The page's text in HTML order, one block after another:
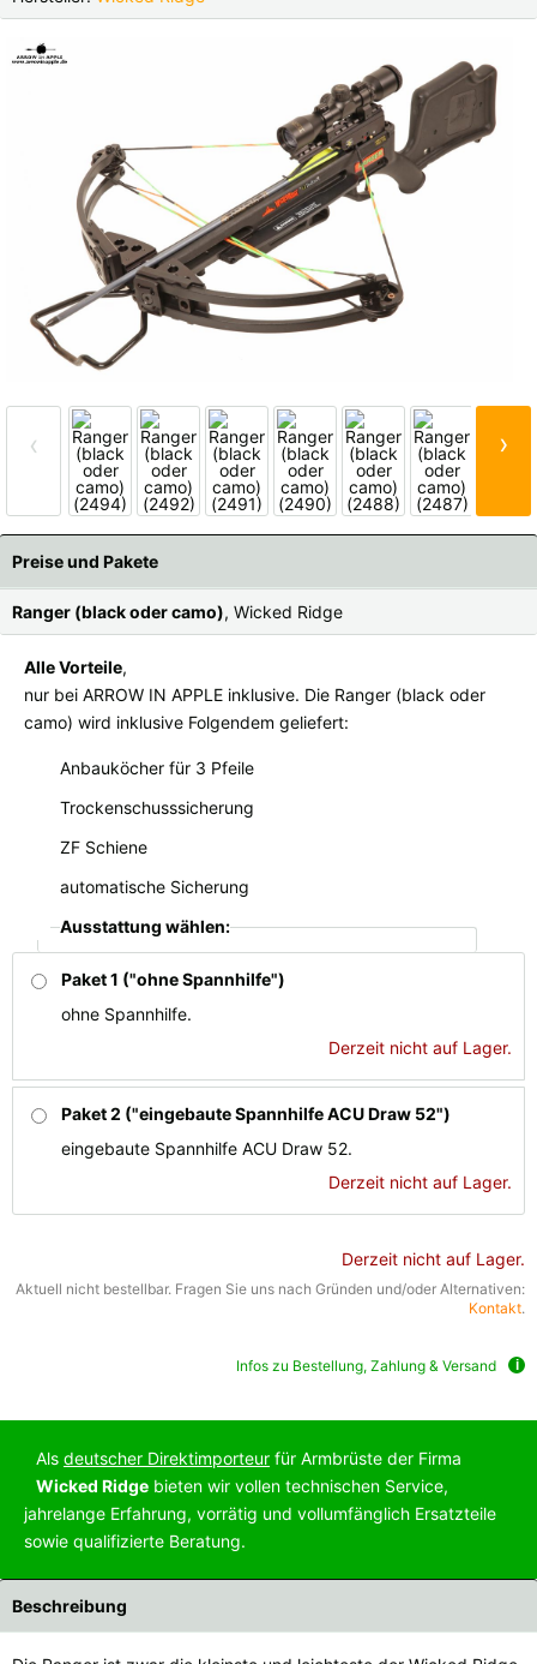
‹
Fotos
›
Preise und Pakete
Ranger (black oder camo), Wicked Ridge
Alle Vorteile,
nur bei ARROW IN APPLE inklusive. Die Ranger (black oder
camo) wird inklusive Folgendem geliefert:
Anbauköcher für 3 Pfeile
Trockenschusssicherung
ZF Schiene
automatische Sicherung
Ausstattung wählen:
Paket 1 ("ohne Spannhilfe")
ohne Spannhilfe.
Derzeit nicht auf Lager.
Paket 2 ("eingebaute Spannhilfe ACU Draw 52")
eingebaute Spannhilfe ACU Draw 52.
Derzeit nicht auf Lager.
Derzeit nicht auf Lager.
Aktuell nicht bestellbar. Fragen Sie uns nach Gründen und/oder Alternativen:
Kontakt.
Infos zu Bestellung, Zahlung & Versand
Als deutscher Direktimporteur für Armbrüste der Firma
Wicked Ridge bieten wir vollen technischen Service,
jahrelange Erfahrung, vorrätig und vollumfänglich Ersatzteile
sowie qualifizierte Beratung.
Beschreibung
Finnland |€ Frankreich |€
Kroatien |kn
Litauen |€
Niederlande | Österreich | €
Portugal |€ Schweden |
Schweiz |Fr. Slowakei |
Slowenien |
Tschechien |Kč Ungarn |Ft
weitere Länder, siehe unten
Sollte Ihr Land nicht verfübar sein, keine Sorge - wählen Sie einfach
"Schweiz" aus. Und erfragen die Versandkosten bei der Bestellung.